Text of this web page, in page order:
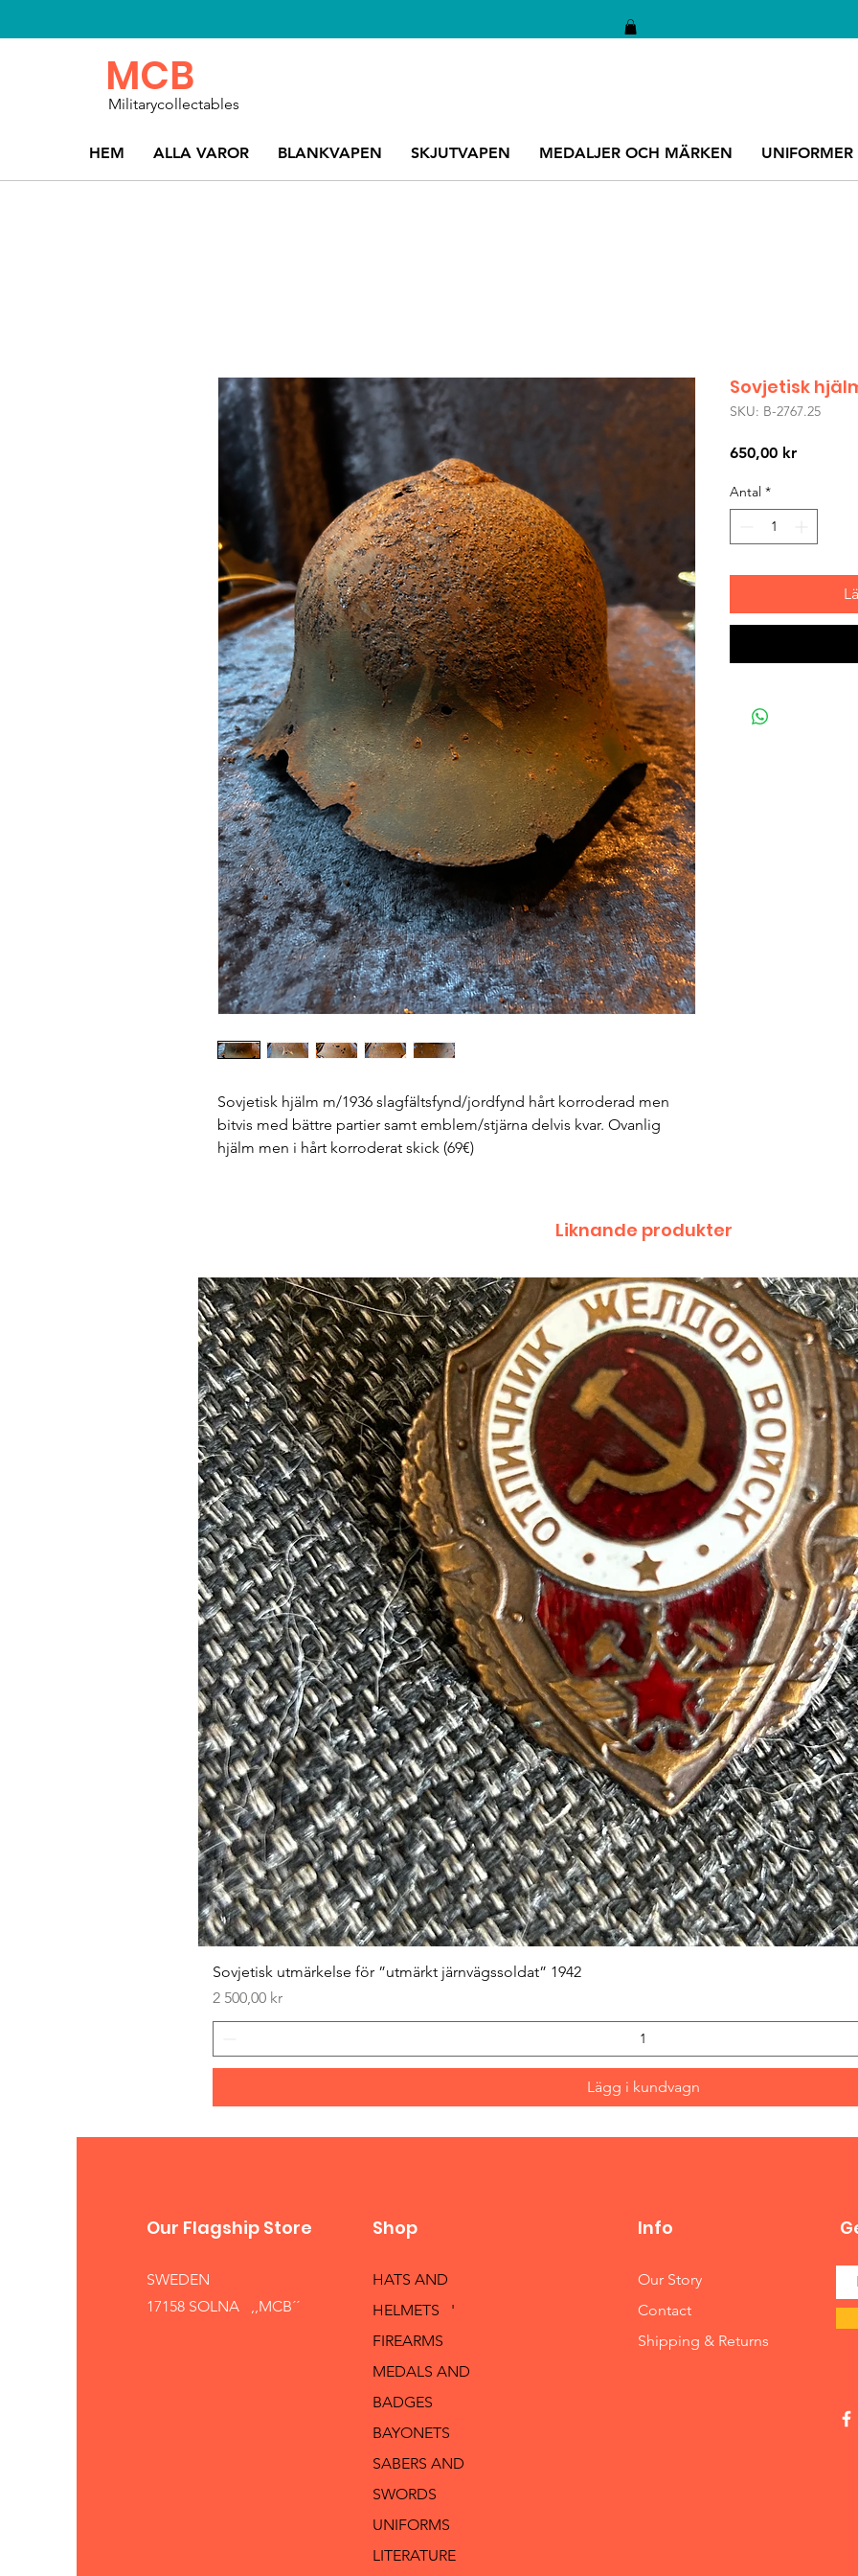
HEM ALLA VAROR BLANKVAPEN SKJUTVAPEN MEDALJER OCH MÄRKEN
MCB
Militarycollectables
Sovjetisk hjälm m/1936 slagfältsfynd/jordfynd hårt korroderad men
bitvis med bättre partier samt emblem/stjärna delvis kvar. Ovanlig
hjälm men i hårt korroderat skick (69€)
Sovjetisk
SKU: B-2767.25
650,00 krPris
Antal *
Liknande produkter
Sovjetisk utmärkelse för ”utmärkt järnvägssoldat” 1942
Pris
2 500,00 kr
Lägg i kundvagn
Our Flagship Store
SWEDEN
17158 SOLNA ,,MCB´´
Shop
HATS AND
HELMETS '
FIREARMS
MEDALS AND
BADGES
BAYONETS
SABERS AND
SWORDS
UNIFORMS
LITERATURE
Info
Our Story
Contact
Shipping & Returns